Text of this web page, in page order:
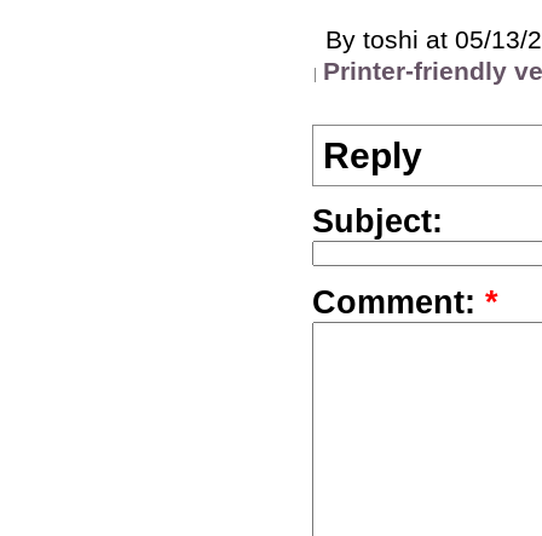
By toshi at 05/13/
Printer-friendly
Reply
Subject:
Comment: *